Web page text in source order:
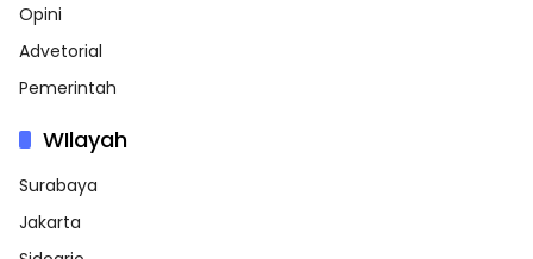
Opini
Advetorial
Pemerintah
WIlayah
Surabaya
Jakarta